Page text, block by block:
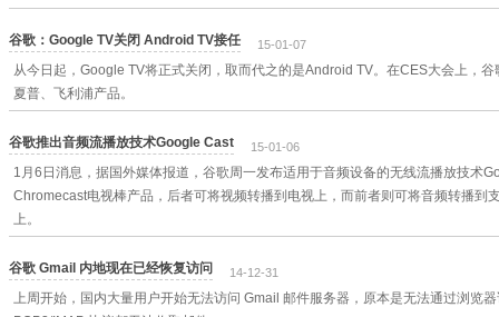
谷歌：Google TV关闭 Android TV接任 15-01-07
从今日起，Google TV将正式关闭，取而代之的是Android TV。在CES大会上，
夏普、飞利浦产品。
谷歌推出音频流播放技术Google Cast 15-01-06
1月6日消息，据国外媒体报道，谷歌周一发布适用于音频设备的无线流播放技
Chromecast电视棒产品，后者可将视频转播到电视上，而前者则可将音频转播到
上。
谷歌 Gmail 内地现在已经恢复访问 14-12-31
上周开始，国内大量用户开始无法访问 Gmail 邮件服务器，原本是无法通过浏览